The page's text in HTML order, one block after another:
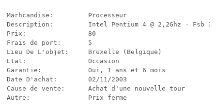
Marhcandise:         Processeur
Description:         Intel Pentium 4 @ 2,2Ghz - Fsb
Prix:                80
Frais de port:       5
Lieu De L'objet:     Bruxelle (Belgique)
Etat:                Occasion
Garantie:            Oui, 1 ans et 6 mois
Date D'achat:        02/11/2003
Cause de vente:      Achat d'une nouvelle tour
Autre:               Prix ferme